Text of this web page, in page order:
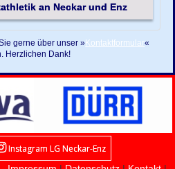
an Neckar und Enz
gerne über unser »Kontaktformular«
Herzlichen Dank!
Instagram LG Neckar-Enz